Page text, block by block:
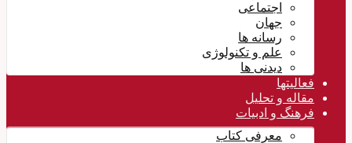
اجتماعی
جهان
رسانه ها
علم و تکنولوژی
دیدنی ها
فعالیتها
مقاله و تحلیل
فرهنگ و ادبیات
معرفی کتاب